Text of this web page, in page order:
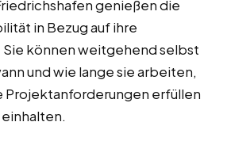
genießen die
in Bezug auf ihre
können weitgehend selbst
und wie lange sie arbeiten,
Projektanforderungen erfüllen